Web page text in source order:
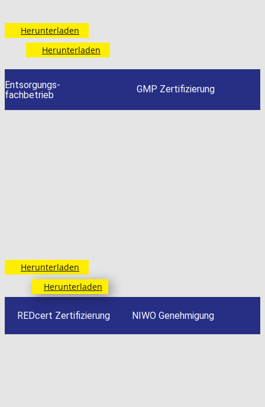
Herunterladen
Herunterladen
Entsorgungs-
fachbetrieb
GMP Zertifizierung
Herunterladen
Herunterladen
NIWO Genehmigung
REDcert Zertifizierung